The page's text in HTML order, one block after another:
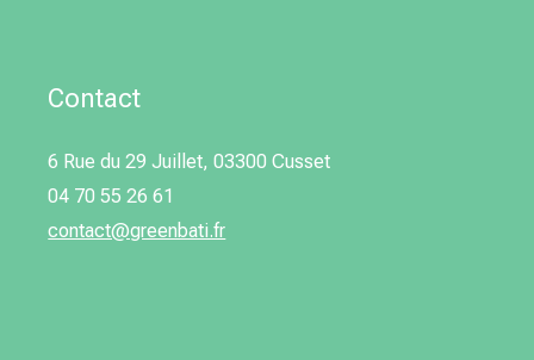
Contact
6 Rue du 29 Juillet, 03300 Cusset
04 70 55 26 61
contact@greenbati.fr